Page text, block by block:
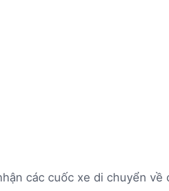
các cuốc xe di chuyển về